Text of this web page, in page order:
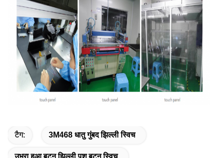
उभरा हुआ बटन झिल्ली पुश बटन स्विच